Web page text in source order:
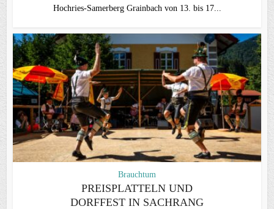
Hochries-Samerberg Grainbach von 13. bis 17...
Brauchtum
PREISPLATTELN UND
DORFFEST IN SACHRANG